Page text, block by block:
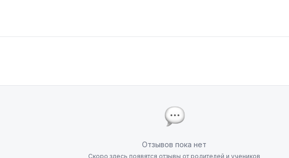
Отзывов пока нет
Скоро здесь появятся отзывы от родителей и учеников